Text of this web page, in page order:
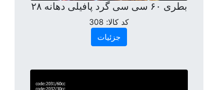
بطری ۶۰ سی سی گرد پافیلی دهانه ۲۸
کد کالا: 308
جزئیات